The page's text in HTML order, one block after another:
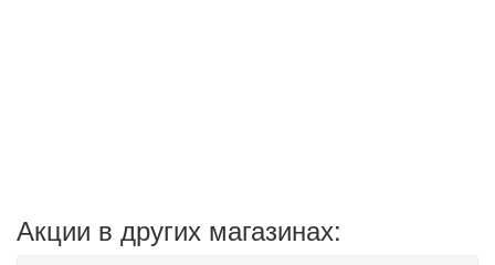
Акции в других магазинах: